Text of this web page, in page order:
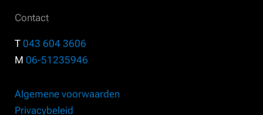
Contact
T 043 604 3606
M 06-51235946
Algemene voorwaarden
Privacybeleid